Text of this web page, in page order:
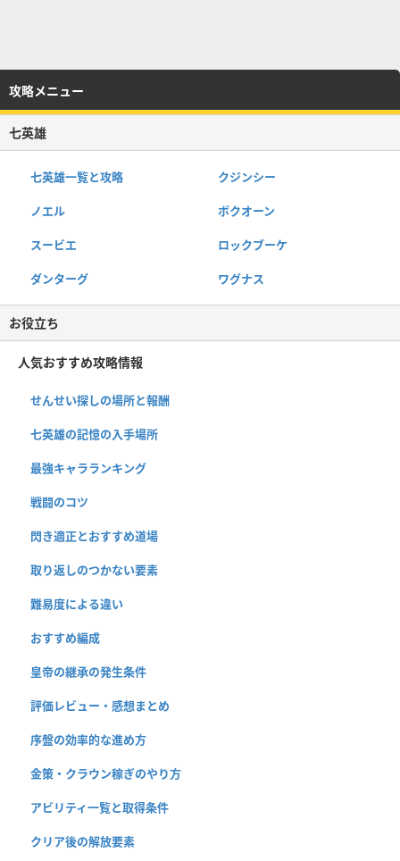
攻略メニュー
七英雄
七英雄一覧と攻略 クジンシー
ノエル ボクオーン
スービエ ロックブーケ
ダンターグ ワグナス
お役立ち
人気おすすめ攻略情報
せんせい探しの場所と報酬
七英雄の記憶の入手場所
最強キャラランキング
戦闘のコツ
閃き適正とおすすめ道場
取り返しのつかない要素
難易度による違い
おすすめ編成
皇帝の継承の発生条件
評価レビュー・感想まとめ
序盤の効率的な進め方
金策・クラウン稼ぎのやり方
アビリティ一覧と取得条件
クリア後の解放要素